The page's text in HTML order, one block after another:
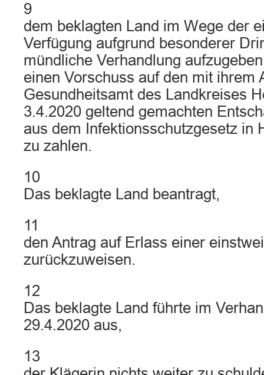
9
dem beklagten Land im Wege der
Verfügung aufgrund besonderer
mündliche Verhandlung
einen Vorschuss auf den mit ihrem
Gesundheitsamt des Landkreises
3.4.2020 geltend gemachten
aus dem Infektionsschutzgesetz in
zu zahlen.
10
Das beklagte Land beantragt,
11
den Antrag auf Erlass einer
zurückzuweisen.
12
Das beklagte Land führte im
29.4.2020 aus,
13